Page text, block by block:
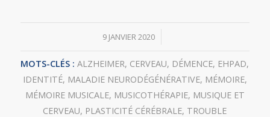
9 JANVIER 2020
/
MOTS-CLÉS : ALZHEIMER, CERVEAU, DÉMENCE, EHPAD,
IDENTITÉ, MALADIE NEURODÉGÉNÉRATIVE, MÉMOIRE,
MÉMOIRE MUSICALE, MUSICOTHÉRAPIE, MUSIQUE ET
CERVEAU, PLASTICITÉ CÉRÉBRALE, TROUBLE